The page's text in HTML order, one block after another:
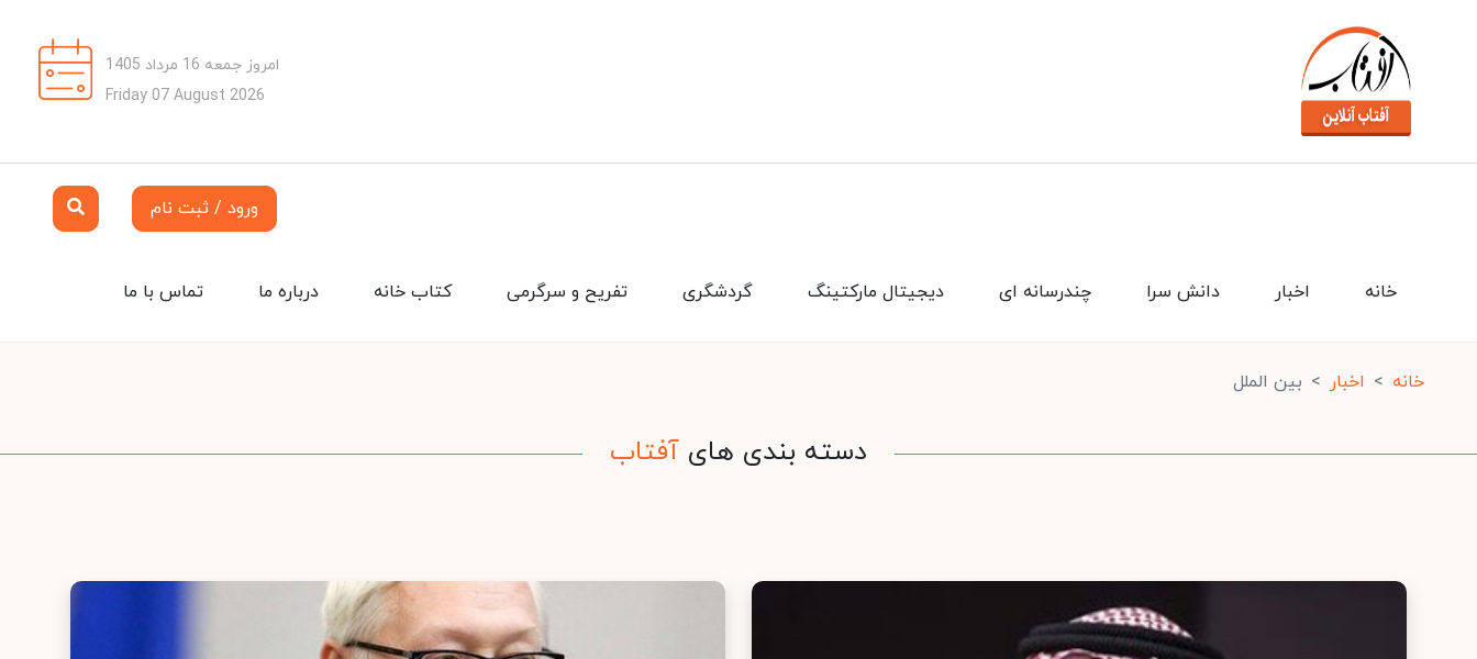
امروز جمعه 16 مرداد 1405
Friday 07 August 2026
ورود / ثبت نام
تماس با ما درباره ما کتاب خانه تفریح و سرگرمی گردشگری دیجیتال مارکتینگ چندرسانه ای دانش سرا اخبار خانه
خانه اخبار بین الملل
دسته بندی های آفتاب